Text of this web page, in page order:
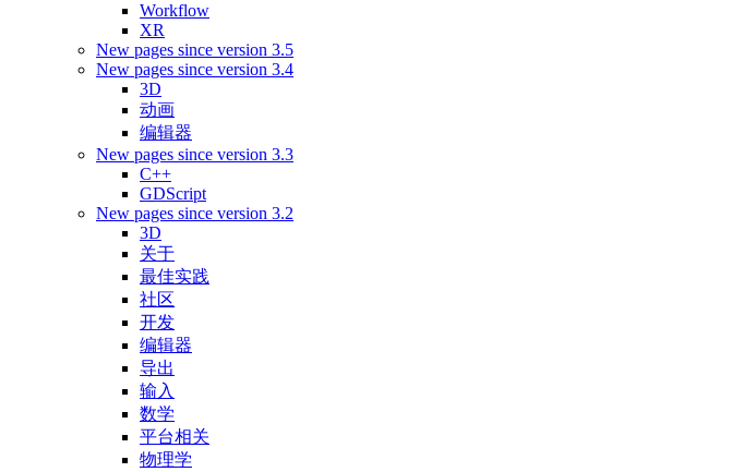
Workflow
XR
New pages since version 3.5
New pages since version 3.4
3D
动画
编辑器
New pages since version 3.3
C++
GDScript
New pages since version 3.2
3D
关于
最佳实践
社区
开发
编辑器
导出
输入
数学
平台相关
物理学